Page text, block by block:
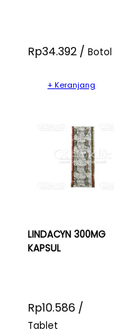
Rp34.392 / Botol
+ Keranjang
LINDACYN 300MG
KAPSUL
Rp10.586 /
Tablet